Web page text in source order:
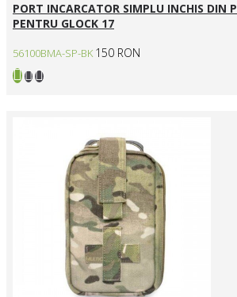
PORT INCARCATOR SIMPLU INCHIS DIN
PENTRU GLOCK 17
56100BMA-SP-BK 150 RON